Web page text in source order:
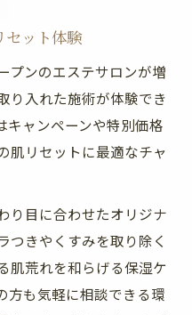
ティーで失敗しない
目した春の選択術
テ比較と体験談
ステ体験談
ティーの最新エステ
られる春のメリット
の実際の効果を紹介
セット体験
プンのエステサロンが増
り入れた施術が体験でき
キャンペーンや特別価格
肌リセットに最適なチャ
り目に合わせたオリジナ
つきやくすみを取り除く
肌荒れを和らげる保湿ケ
方も気軽に相談できる環